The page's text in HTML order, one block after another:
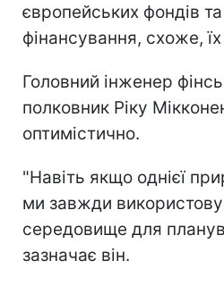
європейських фондів
фінансування, схоже, їх
Головний інженер
полковник Ріку
оптимістично.
"Навіть якщо однієї
ми завжди
середовище для
зазначає він.